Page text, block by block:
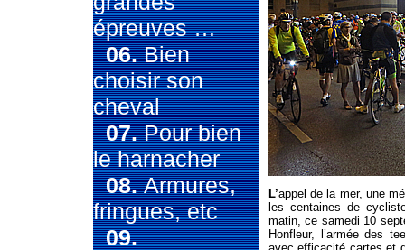
épreuves …
06.Bien
choisir son
cheval
07.Pour bien
le harnacher
08.Armures,
fringues, etc
09.
L’appel de la mer, une
les centaines de
matin, ce samedi 10
Honfleur, l’armée des